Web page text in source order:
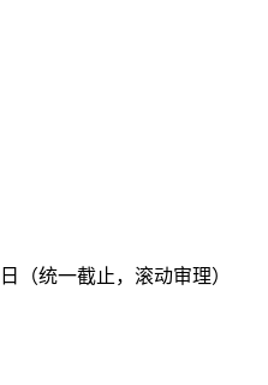
（统一截止，滚动审理）